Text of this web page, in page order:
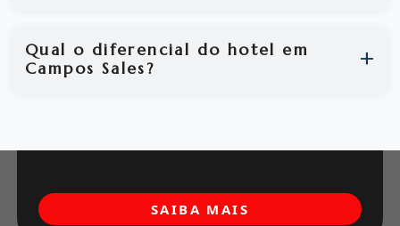
Qual o diferencial do hotel em
Campos Sales?
SAIBA MAIS